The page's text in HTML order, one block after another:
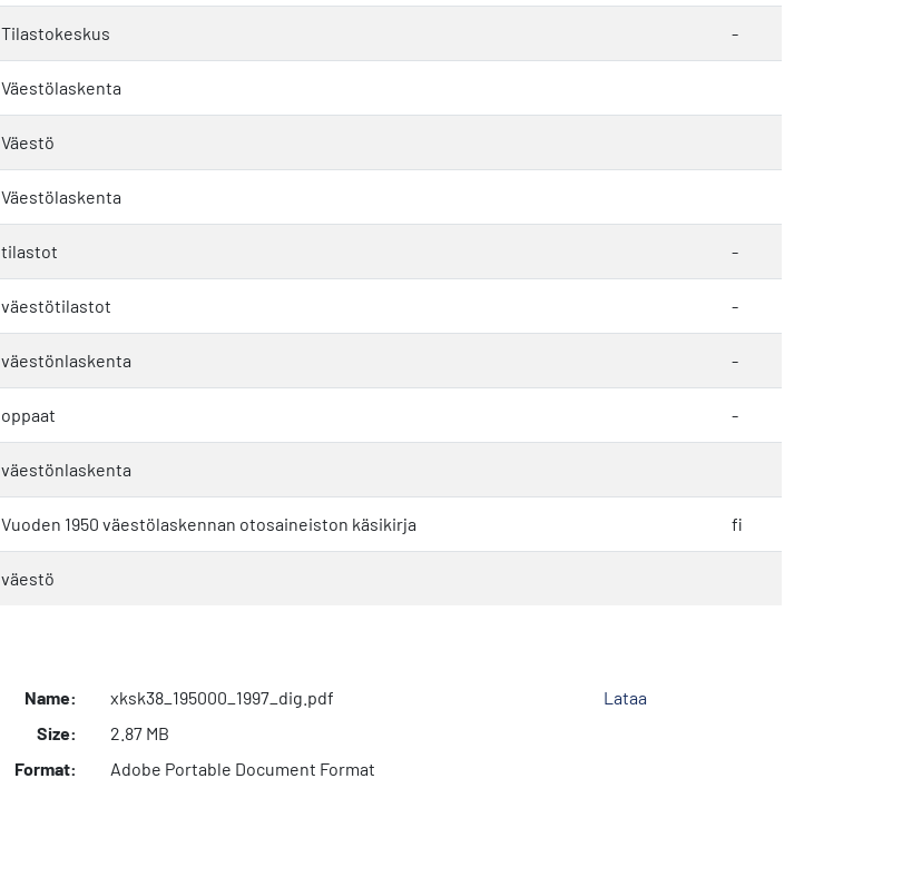
Tilastokeskus -
Väestölaskenta
Väestö
Väestölaskenta
tilastot -
väestötilastot -
väestönlaskenta -
oppaat -
väestönlaskenta
Vuoden 1950 väestölaskennan otosaineiston käsikirja fi
väestö
Name:
xksk38_195000_1997_dig.pdf
Size:
2.87 MB
Format:
Adobe Portable Document Format
Lataa